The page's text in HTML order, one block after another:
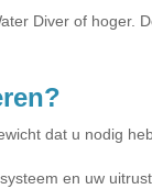
Diver of hoger.
dat u nodig
en uw